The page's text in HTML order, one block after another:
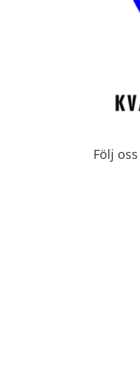
Följ oss